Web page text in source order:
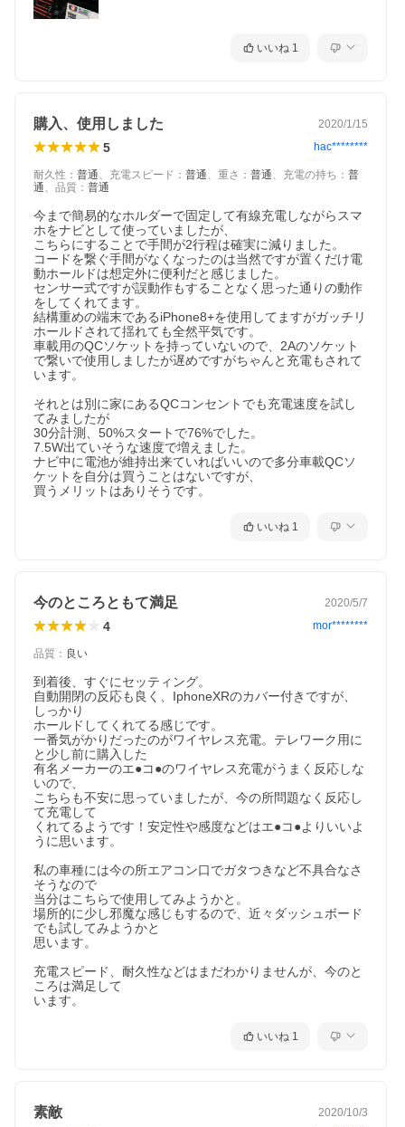
いいね 1
購入、使用しました 2020/1/15
5 hac********
耐久性 ： 普通、 充電スピード ： 普通、 重さ ： 普通、 充電の持ち ： 普
通、 品質 ： 普通
今まで簡易的なホルダーで固定して有線充電しながらスマ
ホをナビとして使っていましたが、
こちらにすることで手間が2行程は確実に減りました。
コードを繋ぐ手間がなくなったのは当然ですが置くだけ電
動ホールドは想定外に便利だと感じました。
センサー式ですが誤動作もすることなく思った通りの動作
をしてくれてます。
結構重めの端末であるiPhone8+を使用してますがガッチリ
ホールドされて揺れても全然平気です。
車載用のQCソケットを持っていないので、2Aのソケット
で繋いで使用しましたが遅めですがちゃんと充電もされて
います。
それとは別に家にあるQCコンセントでも充電速度を試し
てみましたが
30分計測、50%スタートで76%でした。
7.5W出ていそうな速度で増えました。
ナビ中に電池が維持出来ていればいいので多分車載QCソ
ケットを自分は買うことはないですが、
買うメリットはありそうです。
いいね 1
今のところともて満足 2020/5/7
4 mor********
品質 ： 良い
到着後、すぐにセッティング。
自動開閉の反応も良く、IphoneXRのカバー付きですが、
しっかり
ホールドしてくれてる感じです。
一番気がかりだったのがワイヤレス充電。テレワーク用に
と少し前に購入した
有名メーカーのエ●コ●のワイヤレス充電がうまく反応しな
いので、
こちらも不安に思っていましたが、今の所問題なく反応し
て充電して
くれてるようです！安定性や感度などはエ●コ●よりいいよ
うに思います。
私の車種には今の所エアコン口でガタつきなど不具合なさ
そうなので
当分はこちらで使用してみようかと。
場所的に少し邪魔な感じもするので、近々ダッシュボード
でも試してみようかと
思います。
充電スピード、耐久性などはまだわかりませんが、今のと
ころは満足して
います。
いいね 1
素敵 2020/10/3